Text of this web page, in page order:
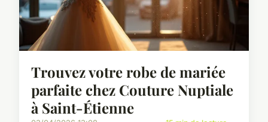
Trouvez votre robe de mariée
parfaite chez Couture Nuptiale
à Saint-Étienne